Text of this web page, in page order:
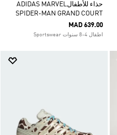
حذاء للأطفالADIDAS MARVEL
SPIDER-MAN GRAND COURT
MAD 639.00
اطفال 4-8 سنوات Sportswear